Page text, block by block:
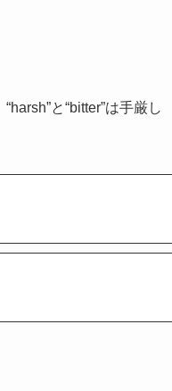
“harsh”と“bitter”は手厳し